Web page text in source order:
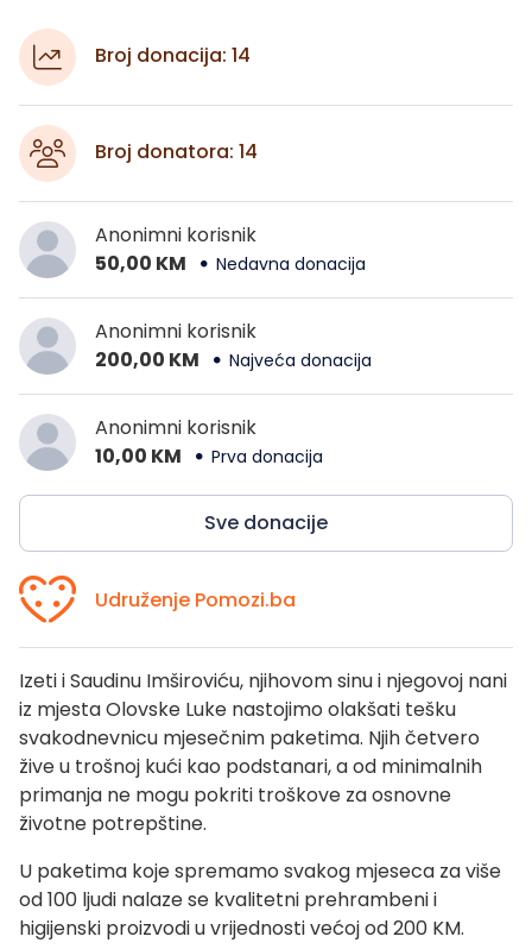
Broj donacija: 14
Broj donatora: 14
Anonimni korisnik
50,00 KM
Nedavna donacija
Anonimni korisnik
200,00 KM
Najveća donacija
Anonimni korisnik
10,00 KM
Prva donacija
Sve donacije
Udruženje Pomozi.ba
Izeti i Saudinu Imširoviću, njihovom sinu i njegovoj nani
iz mjesta Olovske Luke nastojimo olakšati tešku
svakodnevnicu mjesečnim paketima. Njih četvero
žive u trošnoj kući kao podstanari, a od minimalnih
primanja ne mogu pokriti troškove za osnovne
životne potrepštine.
U paketima koje spremamo svakog mjeseca za više
od 100 ljudi nalaze se kvalitetni prehrambeni i
higijenski proizvodi u vrijednosti većoj od 200 KM.